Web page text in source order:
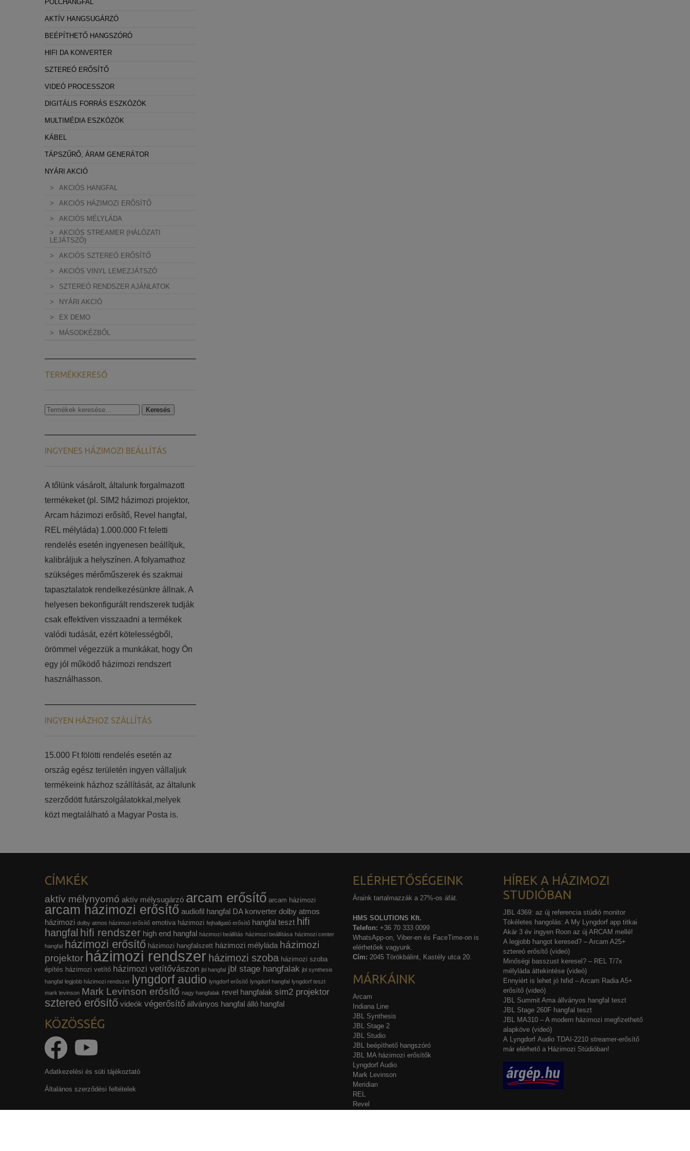
POLCHANGFAL
AKTÍV HANGSUGÁRZÓ
BEÉPÍTHETŐ HANGSZÓRÓ
HIFI DA KONVERTER
SZTEREÓ ERŐSÍTŐ
VIDEÓ PROCESSZOR
DIGITÁLIS FORRÁS ESZKÖZÖK
MULTIMÉDIA ESZKÖZÖK
KÁBEL
TÁPSZŰRŐ, ÁRAM GENERÁTOR
NYÁRI AKCIÓ
AKCIÓS HANGFAL
AKCIÓS HÁZIMOZI ERŐSÍTŐ
AKCIÓS MÉLYLÁDA
AKCIÓS STREAMER (HÁLÓZATI
LEJÁTSZÓ)
AKCIÓS SZTEREÓ ERŐSÍTŐ
AKCIÓS VINYL LEMEZJÁTSZÓ
SZTEREÓ RENDSZER AJÁNLATOK
NYÁRI AKCIÓ
EX DEMO
MÁSODKÉZBŐL
TERMÉKKERESŐ
Keresés
Keresés
INGYENES HÁZIMOZI BEÁLLÍTÁS
​​A tőlünk vásárolt, általunk forgalmazott
termékeket (pl. SIM2 házimozi projektor,
Arcam házimozi erősítő, Revel hangfal,
REL mélyláda) 1.000.000 Ft feletti
rendelés esetén ingyenesen beállítjuk,
kalibráljuk a helyszínen. A folyamathoz
szükséges mérőműszerek és szakmai
tapasztalatok rendelkezésünkre állnak. A
helyesen bekonfigurált rendszerek tudják
csak effektíven visszaadni a termékek
valódi tudását, ezért kötelességből,
örömmel végezzük a munkákat, hogy Ön
egy jól működő házimozi rendszert
használhasson.
INGYEN HÁZHOZ SZÁLLÍTÁS
15.000 Ft fölötti rendelés esetén az
ország egész területén ingyen vállaljuk
termékeink házhoz szállítását, az általunk
szerződött futárszolgálatokkal,melyek
közt megtalálható a Magyar Posta is.
CÍMKÉK
aktív mélynyomó aktív mélysugárzó arcam erősítő arcam házimozi
arcam házimozi erősítő audiofil hangfal DA konverter dolby atmos
házimozi dolby atmos házimozi erősítő emotiva házimozi fejhallgató erősítő hangfal teszt hifi
hangfal hifi rendszer high end hangfal házimozi beállítás házimozi beállítása házimozi center
hangfal házimozi erősítő házimozi hangfalszett házimozi mélyláda házimozi
projektor házimozi rendszer házimozi szoba házimozi szoba
építés házimozi vetítő házimozi vetítővászon jbl hangfal jbl stage hangfalak jbl synthesis
hangfal legjobb házimozi rendszer lyngdorf audio lyngdorf erősítő lyngdorf hangfal lyngdorf teszt
mark levinson Mark Levinson erősítő nagy hangfalak revel hangfalak sim2 projektor
sztereó erősítő videók végerősítő állványos hangfal álló hangfal
KÖZÖSSÉG
Adatkezelési és süti tájékoztató
Általános szerződési feltételek
ELÉRHETŐSÉGEINK
Áraink tartalmazzák a 27%-os áfát.
HMS SOLUTIONS Kft.
Telefon: +36 70 333 0099
WhatsApp-on, Viber-en és FaceTime-on is
elérhetőek vagyunk.
Cím: 2045 Törökbálint, Kastély utca 20.
MÁRKÁINK
Arcam
Indiana Line
JBL Synthesis
JBL Stage 2
JBL Studio
JBL beépíthető hangszóró
JBL MA házimozi erősítők
Lyngdorf Audio
Mark Levinson
Meridian
REL
Revel
HÍREK A HÁZIMOZI
STUDIÓBAN
JBL 4369: az új referencia stúdió monitor
Tökéletes hangolás: A My Lyngdorf app titkai
Akár 3 év ingyen Roon az új ARCAM mellé!
A legjobb hangot keresed? – Arcam A25+
sztereó erősítő (videó)
Minőségi basszust keresel? – REL T/7x
mélyláda áttekintése (videó)
Ennyiért is lehet jó hifid – Arcam Radia A5+
erősítő (videó)
JBL Summit Ama állványos hangfal teszt
JBL Stage 260F hangfal teszt
JBL MA310 – A modern házimozi megfizethető
alapköve (videó)
A Lyngdorf Audio TDAI-2210 streamer-erősítő
már elérhető a Házimozi Stúdióban!